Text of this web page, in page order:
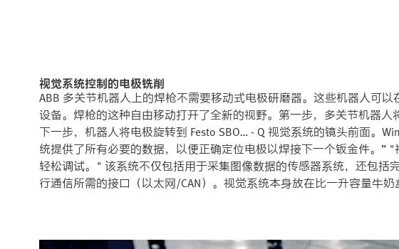
视觉系统控制的电极铣削
ABB 多关节机器人上的焊枪不需要移动式电极研磨器。这些机器人可
设备。焊枪的这种自由移动打开了全新的视野。第一步，多关节机器人
下一步，机器人将电极旋转到 Festo SBO… - Q 视觉系统的镜头前面。
统提供了所有必要的数据，以便正确定位电极以焊接下一个钣金件。”
轻松调试。" 该系统不仅包括用于采集图像数据的传感器系统，还包括
行通信所需的接口（以太网/CAN）。视觉系统本身放在比一升容量牛奶